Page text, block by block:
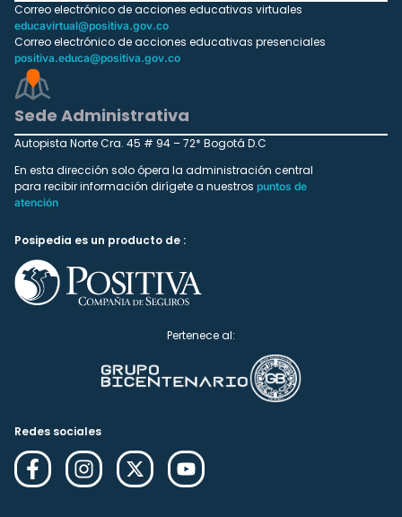
Correo electrónico de acciones educativas virtuales
educavirtual@positiva.gov.co
Correo electrónico de acciones educativas presenciales
positiva.educa@positiva.gov.co
Sede Administrativa
Autopista Norte Cra. 45 # 94 – 72* Bogotá D.C
En esta dirección solo ópera la administración central
para recibir información dirígete a nuestros puntos de
atención
Posipedia es un producto de :
Pertenece al:
Redes sociales